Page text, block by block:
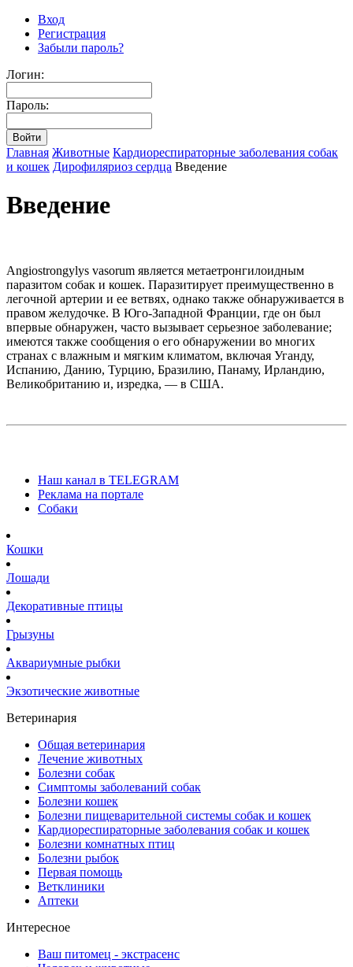
Вход
Регистрация
Забыли пароль?
Логин:
Пароль:
Главная Животные Кардиореспираторные заболевания собак
и кошек Дирофиляриоз сердца Введение
Введение
Angiostrongylys vasorum является метаетронгилоидным
паразитом собак и кошек. Паразитирует преимущественно в
легочной артерии и ее ветвях, однако также обнаруживается в
правом желудочке. В Юго-Западной Франции, где он был
впервые обнаружен, часто вызывает серьезное заболевание;
имеются также сообщения о его обнаружении во многих
странах с влажным и мягким климатом, включая Уганду,
Испа­нию, Данию, Турцию, Бразилию, Панаму, Ирландию,
Великобританию и, изредка, — в США.
Наш канал в TELEGRAM
Реклама на портале
Собаки
Кошки
Лошади
Декоративные птицы
Грызуны
Аквариумные рыбки
Экзотические животные
Ветеринария
Общая ветеринария
Лечение животных
Болезни собак
Симптомы заболеваний собак
Болезни кошек
Болезни пищеварительной системы собак и кошек
Кардиореспираторные заболевания собак и кошек
Болезни комнатных птиц
Болезни рыбок
Первая помощь
Ветклиники
Аптеки
Интересное
Ваш питомец - экстрасенс